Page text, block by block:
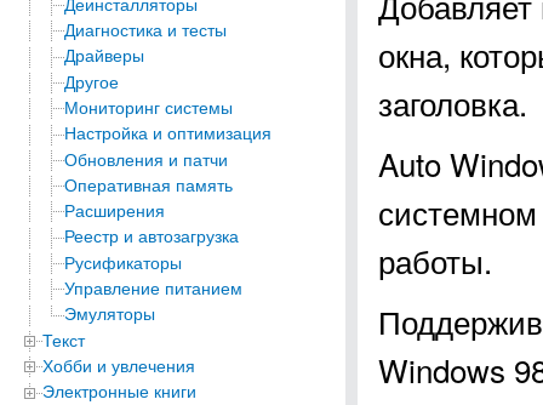
Диагностика и тесты
Драйверы
Другое
Мониторинг системы
Настройка и оптимизация
Обновления и патчи
Оперативная память
Расширения
Реестр и автозагрузка
Русификаторы
Управление питанием
Эмуляторы
Текст
Хобби и увлечения
Электронные книги
окна,
заголовка.
Auto
работы.
Windows